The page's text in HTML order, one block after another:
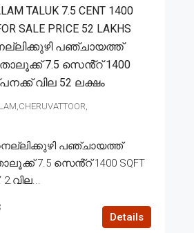
TALUK 7.5 CENT 1400
SALE PRICE 52 LAKHS
പഞ്ചായത്ത്
7.5 സെൻ്റ് 1400
വില 52 ലക്ഷം
പഞ്ചായത്ത്
7.5 സെൻ്റ് 1400 SQFT
Details